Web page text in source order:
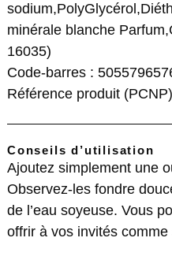
minérale blanche
16035)
Code-barres :
Référence produit
Conseils d’utilisation
Ajoutez simplement une
Observez-les fondre
de l’eau soyeuse. Vous
offrir à vos invités